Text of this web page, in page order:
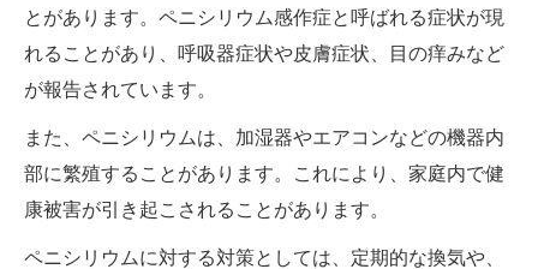
とがあります。ペニシリウム感作症と呼ばれる症状が現
れることがあり、呼吸器症状や皮膚症状、目の痒みなど
が報告されています。
また、ペニシリウムは、加湿器やエアコンなどの機器内
部に繁殖することがあります。これにより、家庭内で健
康被害が引き起こされることがあります。
ペニシリウムに対する対策としては、定期的な換気や、